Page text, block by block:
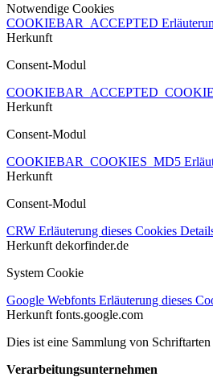
Notwendige Cookies
COOKIEBAR_ACCEPTED
Herkunft
Consent-Modul
Herkunft
Consent-Modul
COOKIEBAR_COOKIES_MD5
Herkunft
Consent-Modul
CRW Erläuterung dieses Cookies
Herkunft dekorfinder.de
System Cookie
Google Webfonts Erläuterung dieses
Herkunft fonts.google.com
Dies ist eine Sammlung von
Verarbeitungsunternehmen